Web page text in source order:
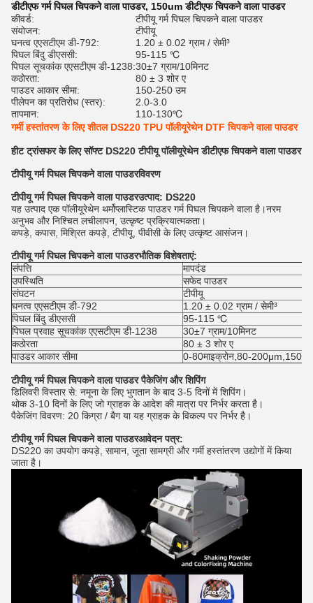
डीटीएफ गर्म पिघल चिपकने वाला पाउडर, 150um डीटीएफ चिपकने वाला पाउडर
कीवर्ड:
टीपीयू गर्म पिघल चिपकने वाला पाउडर
संयोजन:
टीपीयू
घनत्व एएसटीएम डी-792:
1.20 ± 0.02 ग्राम / सेमी³
पिघल बिंदु डीएससी:
95-115 ℃
पिघल सूचकांक एएसटीएम डी-1238:30±7 ग्राम/10मिनट
कठोरता:
80 ± 3 शोर ए
पाउडर आकार सीमा:
150-250 उम
पीलेपन का प्रतिरोध (स्तर):
2.0-3.0
तापमान:
110-130℃
गर्मी हस्तांतरण के लिए शीतल DS220 TPU पॉलीयूरेथेन DTF चिपकने वाला पाउडर
हीट ट्रांसफर के लिए सॉफ्ट DS220 टीपीयू पॉलीयूरेथेन डीटीएफ चिपकने वाला पाउडर
टीपीयू गर्म पिघल चिपकने वाला पाउडरविवरण
टीपीयू गर्म पिघल चिपकने वाला पाउडरउत्पाद: DS220
यह उत्पाद एक पॉलीयूरेथेन थर्मोप्लास्टिक पाउडर गर्म पिघल चिपकने वाला है।नरम
अनुभव और निश्चित लचीलापन, उत्कृष्ट प्रक्रियात्मकता।
कपड़े, कपास, मिश्रित कपड़े, टीपीयू, पीवीसी के लिए उत्कृष्ट आसंजन।
टीपीयू गर्म पिघल चिपकने वाला पाउडरभौतिक विशेषताएं:
संपत्ति
मापदंड
उपस्थिति
सफेद पाउडर
संघटन
टीपीयू
घनत्व एएसटीएम डी-792
1.20 ± 0.02 ग्राम / सेमी³
पिघल बिंदु डीएससी
95-115 ℃
पिघल प्रवाह सूचकांक एएसटीएम डी-1238
30±7 ग्राम/10मिनट
कठोरता
80 ± 3 शोर ए
पाउडर आकार सीमा
0-80माइक्रोन,80-200μm,150-
टीपीयू गर्म पिघल चिपकने वाला पाउडर पैकेजिंग और शिपिंग
डिलिवरी विस्तार से: नमूना के लिए भुगतान के बाद 3-5 दिनों में शिपिंग।
थोक 3-10 दिनों के लिए जो ग्राहक के आदेश की मात्रा पर निर्भर करता है।
पैकेजिंग विवरण: 20 किग्रा / बैग या यह ग्राहक के विकल्प पर निर्भर है।
टीपीयू गर्म पिघल चिपकने वाला पाउडरआवेदन पत्र:
DS220 का उपयोग कपड़े, सामान, जूता सामग्री और गर्मी हस्तांतरण उद्योगों में किया
जाता है।